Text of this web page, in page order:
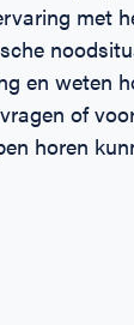
met
en weten
of
horen